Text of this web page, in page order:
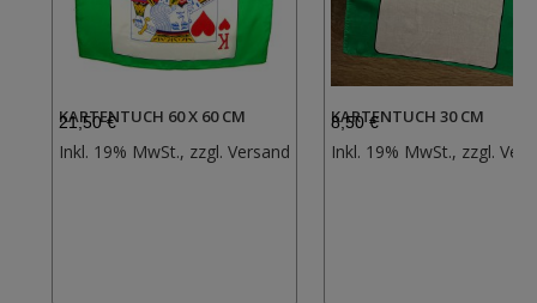
KARTENTUCH 60 X 60 CM
21,50 €
Inkl. 19% MwSt., zzgl. VersandZur
KARTENTUCH 30 CM
8,50 €
Inkl. 19% MwSt., zzgl.